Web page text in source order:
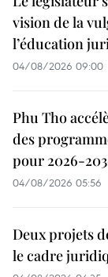
vision de la
l’éducation
04/08/2026 09:00
Phu Tho
des
pour 2026-
04/08/2026 05:56
Deux projets
le cadre